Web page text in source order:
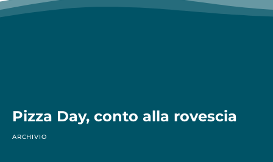
Pizza Day, conto alla rovescia
ARCHIVIO